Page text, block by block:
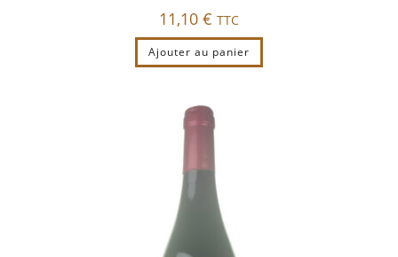
11,10 € TTC
Ajouter au panier